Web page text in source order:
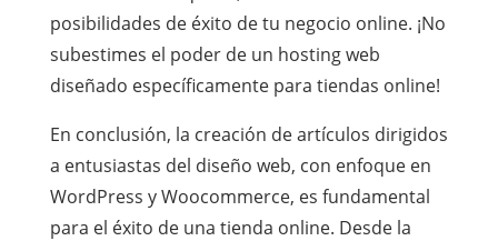
posibilidades de éxito de tu negocio online. ¡No
subestimes el poder de un hosting web
diseñado específicamente para tiendas online!
En conclusión, la creación de artículos dirigidos
a entusiastas del diseño web, con enfoque en
WordPress y Woocommerce, es fundamental
para el éxito de una tienda online. Desde la